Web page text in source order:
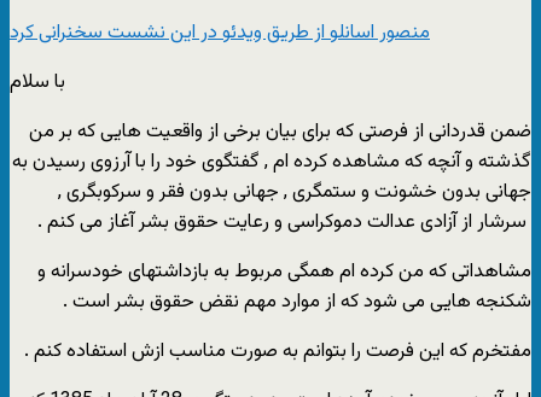
منصور اسانلو از طریق ویدئو در این نشست سخنرانی کرد
با سلام
ضمن قدردانی از فرصتی که برای بیان برخی از واقعیت هایی که بر من
گذشته و آنچه که مشاهده کرده ام , گفتگوی خود را با آرزوی رسیدن به
جهانی بدون خشونت و ستمگری , جهانی بدون فقر و سرکوبگری ,
سرشار از آزادی عدالت دموکراسی و رعایت حقوق بشر آغاز می کنم .
مشاهداتی که من کرده ام همگی مربوط به بازداشتهای خودسرانه و
شکنجه هایی می شود که از موارد مهم نقض حقوق بشر است .
مفتخرم که این فرصت را بتوانم به صورت مناسب ازش استفاده کنم .